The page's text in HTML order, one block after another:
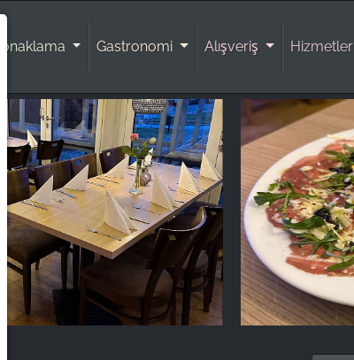
Konaklama Gastronomi Alışveriş Hizmetler